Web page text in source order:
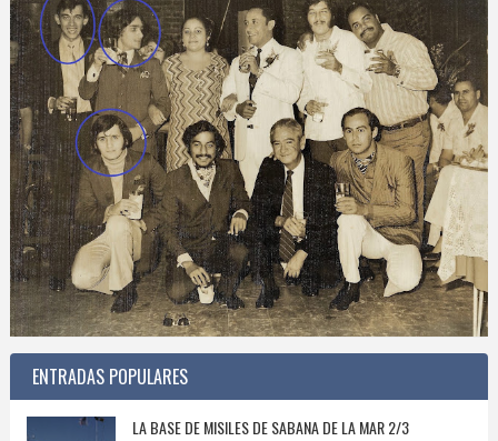
ENTRADAS POPULARES
LA BASE DE MISILES DE SABANA DE LA MAR 2/3